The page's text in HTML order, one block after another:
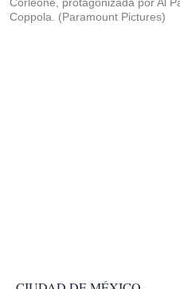
Corleone, protagonizada por Al
Coppola. (Paramount Pictures)